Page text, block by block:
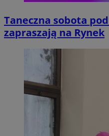
Taneczna sobota
zapraszają na Rynek